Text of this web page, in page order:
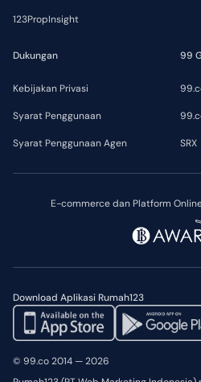
E-commerce dan Platform
Download Aplikasi Rumah123
123PropInsight
Dukungan
Kebijakan Privasi
Syarat Penggunaan
Syarat Penggunaan Agen
99
SRX
© 99.co 2014 — 2026